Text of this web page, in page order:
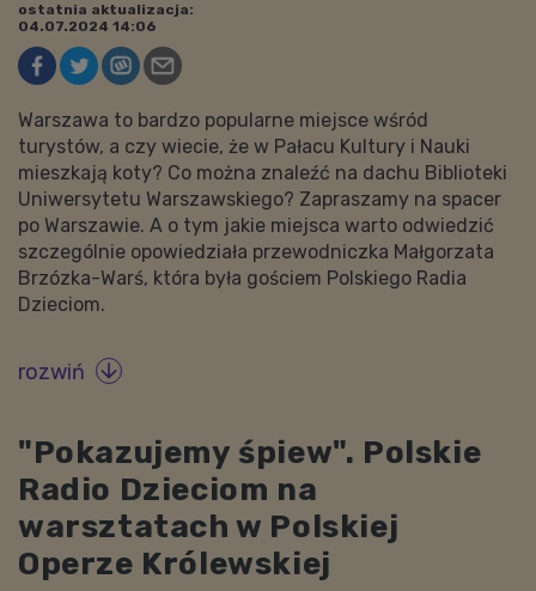
ostatnia aktualizacja:
04.07.2024 14:06
Warszawa to bardzo popularne miejsce wśród
turystów, a czy wiecie, że w Pałacu Kultury i Nauki
mieszkają koty? Co można znaleźć na dachu Biblioteki
Uniwersytetu Warszawskiego? Zapraszamy na spacer
po Warszawie. A o tym jakie miejsca warto odwiedzić
szczególnie opowiedziała przewodniczka Małgorzata
Brzózka-Warś, która była gościem Polskiego Radia
Dzieciom.
rozwiń 
"Pokazujemy śpiew". Polskie
Radio Dzieciom na
warsztatach w Polskiej
Operze Królewskiej